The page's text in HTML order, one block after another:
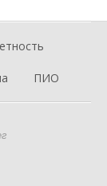
ПИО